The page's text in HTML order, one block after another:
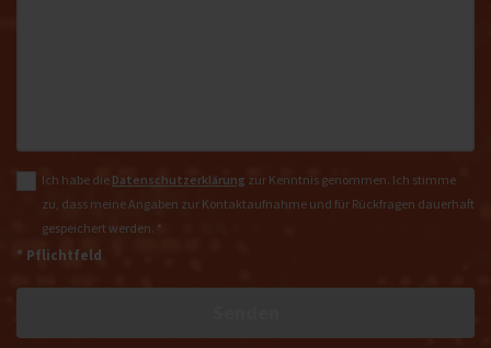
Ich habe die Datenschutzerklärung zur Kenntnis genommen. Ich stimme
zu, dass meine Angaben zur Kontaktaufnahme und für Rückfragen dauerhaft
gespeichert werden. *
* Pflichtfeld